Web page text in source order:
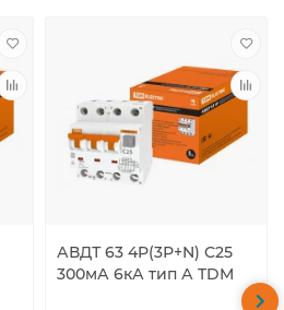
АВДТ 63 4P(3Р+N) C25
300мА 6кА тип А TDM